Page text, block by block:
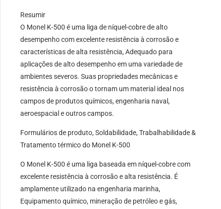
Resumir
O Monel K-500 é uma liga de níquel-cobre de alto
desempenho com excelente resistência à corrosão e
características de alta resistência, Adequado para
aplicações de alto desempenho em uma variedade de
ambientes severos. Suas propriedades mecânicas e
resistência à corrosão o tornam um material ideal nos
campos de produtos químicos, engenharia naval,
aeroespacial e outros campos.
Formulários de produto, Soldabilidade, Trabalhabilidade &
Tratamento térmico do Monel K-500
O Monel K-500 é uma liga baseada em níquel-cobre com
excelente resistência à corrosão e alta resistência. É
amplamente utilizado na engenharia marinha,
Equipamento químico, mineração de petróleo e gás,